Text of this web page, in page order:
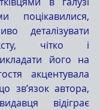
поцікавилися,
деталізувати
чітко і
його на
акцентувала
зв’язок автора,
відіграє